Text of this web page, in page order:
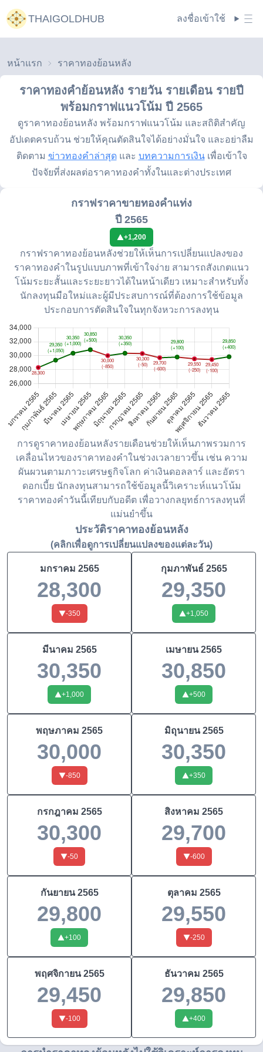
THAIGOLDHUB ลงชื่อเข้าใช้
หน้าแรก ราคาทองย้อนหลัง
ราคาทองคำย้อนหลัง รายวัน รายเดือน รายปี
พร้อมกราฟแนวโน้ม ปี 2565
ดูราคาทองย้อนหลัง พร้อมกราฟแนวโน้ม และสถิติสำคัญ
อัปเดตครบถ้วน ช่วยให้คุณตัดสินใจได้อย่างมั่นใจ และอย่าลืม
ติดตาม ข่าวทองคำล่าสุด และ บทความการเงิน เพื่อเข้าใจ
ปัจจัยที่ส่งผลต่อราคาทองคำทั้งในและต่างประเทศ
กราฟราคาขายทองคำแท่ง
ปี 2565
+1,200
กราฟราคาทองย้อนหลังช่วยให้เห็นการเปลี่ยนแปลงของ
ราคาทองคำในรูปแบบภาพที่เข้าใจง่าย สามารถสังเกตแนว
โน้มระยะสั้นและระยะยาวได้ในหน้าเดียว เหมาะสำหรับทั้ง
นักลงทุนมือใหม่และผู้มีประสบการณ์ที่ต้องการใช้ข้อมูล
ประกอบการตัดสินใจในทุกจังหวะการลงทุน
การดูราคาทองย้อนหลังรายเดือนช่วยให้เห็นภาพรวมการ
เคลื่อนไหวของราคาทองคำในช่วงเวลายาวขึ้น เช่น ความ
ผันผวนตามภาวะเศรษฐกิจโลก ค่าเงินดอลลาร์ และอัตรา
ดอกเบี้ย นักลงทุนสามารถใช้ข้อมูลนี้วิเคราะห์แนวโน้ม
ราคาทองคำวันนี้เทียบกับอดีต เพื่อวางกลยุทธ์การลงทุนที่
แม่นยำขึ้น
ประวัติราคาทองย้อนหลัง
(คลิกเพื่อดูการเปลี่ยนแปลงของแต่ละวัน)
มกราคม 2565
28,300
-350
กุมภาพันธ์ 2565
29,350
+1,050
มีนาคม 2565
30,350
+1,000
เมษายน 2565
30,850
+500
พฤษภาคม 2565
30,000
-850
มิถุนายน 2565
30,350
+350
กรกฎาคม 2565
30,300
-50
สิงหาคม 2565
29,700
-600
กันยายน 2565
29,800
+100
ตุลาคม 2565
29,550
-250
พฤศจิกายน 2565
29,450
-100
ธันวาคม 2565
29,850
+400